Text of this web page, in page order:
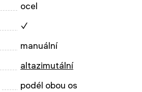
ocel
✓
manuální
altazimutální
podél obou os